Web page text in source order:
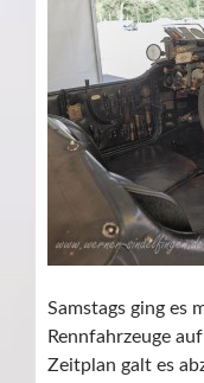
Samstags ging es
Rennfahrzeuge
Zeitplan galt es